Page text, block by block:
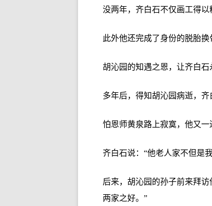
没两年，齐白石不仅画工得以
此外他还完成了身份的脱胎换
胡沁园的知遇之恩，让齐白石
多年后，得知胡沁园病逝，
怕恩师黄泉路上寂寞，他又一
齐白石说：“他老人家不但是
后来，胡沁园的孙子前来拜
两家之好。”